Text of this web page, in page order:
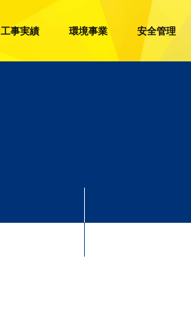
工事実績 環境事業 安全管理